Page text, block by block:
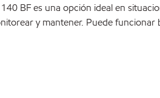
BF es una opción ideal en
y mantener. Puede funcionar